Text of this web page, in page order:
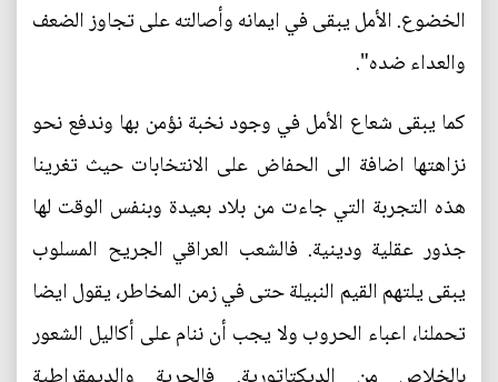
الخضوع. الأمل يبقى في ايمانه وأصالته على تجاوز الضعف
والعداء ضده".
كما يبقى شعاع الأمل في وجود نخبة نؤمن بها وندفع نحو
نزاهتها اضافة الى الحفاض على الانتخابات حيث تغرينا
هذه التجربة التي جاءت من بلاد بعيدة وبنفس الوقت لها
جذور عقلية ودينية. فالشعب العراقي الجريح المسلوب
يبقى يلتهم القيم النبيلة حتى في زمن المخاطر، يقول ايضا
تحملنا، اعباء الحروب ولا يجب أن ننام على أكاليل الشعور